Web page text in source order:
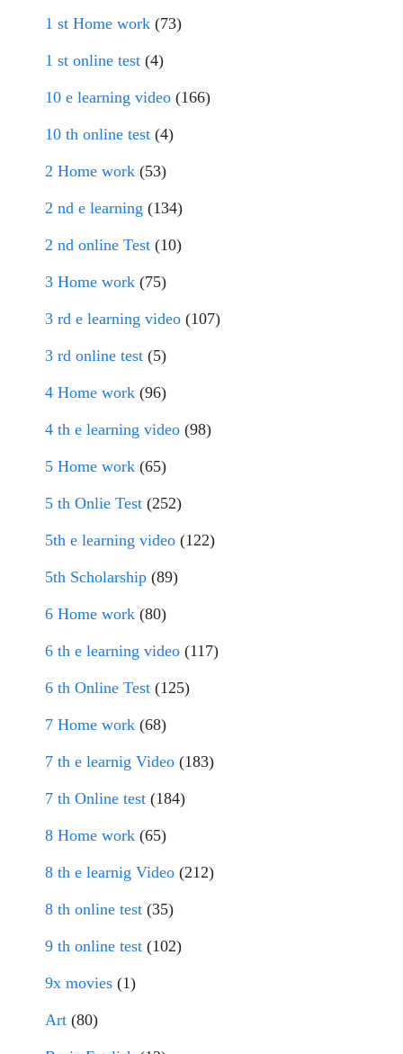
1 st Home work (73)
1 st online test (4)
10 e learning video (166)
10 th online test (4)
2 Home work (53)
2 nd e learning (134)
2 nd online Test (10)
3 Home work (75)
3 rd e learning video (107)
3 rd online test (5)
4 Home work (96)
4 th e learning video (98)
5 Home work (65)
5 th Onlie Test (252)
5th e learning video (122)
5th Scholarship (89)
6 Home work (80)
6 th e learning video (117)
6 th Online Test (125)
7 Home work (68)
7 th e learnig Video (183)
7 th Online test (184)
8 Home work (65)
8 th e learnig Video (212)
8 th online test (35)
9 th online test (102)
9x movies (1)
Art (80)